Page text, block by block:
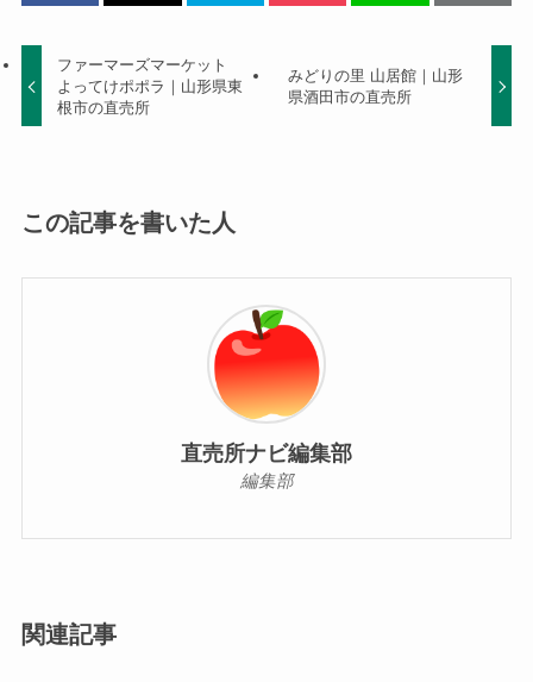
ファーマーズマーケット
よってけポポラ｜山形県東
根市の直売所
みどりの里 山居館｜山形
県酒田市の直売所
この記事を書いた人
直売所ナビ編集部
編集部
関連記事